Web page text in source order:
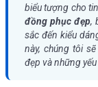
biểu tượng cho
đồng phục đẹp,
sắc đến kiểu
này, chúng tôi
đẹp và những